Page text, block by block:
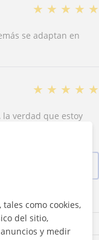
★ ★ ★ ★ ★
se adaptan en
★ ★ ★ ★ ★
la verdad que estoy
Ju Vi Sá
como cookies,
del sitio,
y medir